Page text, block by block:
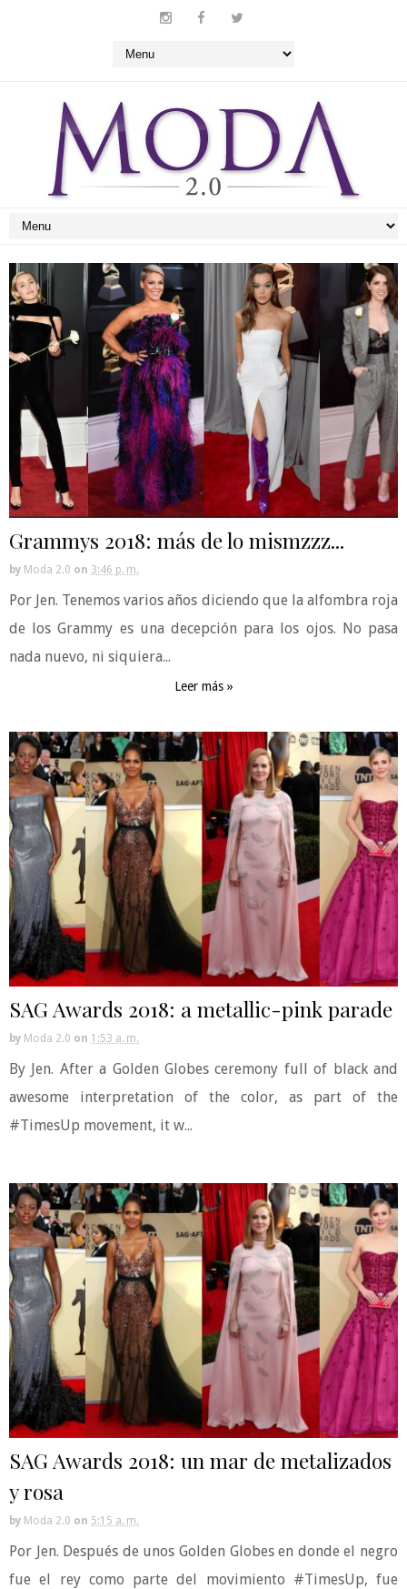
Grammys 2018: más de lo mismzzz...
by Moda 2.0 on 3:46 p. m.
Por Jen. Tenemos varios años diciendo que la alfombra roja
de los Grammy es una decepción para los ojos. No pasa
nada nuevo, ni siquiera...
Leer más »
SAG Awards 2018: a metallic-pink parade
by Moda 2.0 on 1:53 a. m.
By Jen. After a Golden Globes ceremony full of black and
awesome interpretation of the color, as part of the
#TimesUp movement, it w...
SAG Awards 2018: un mar de metalizados
y rosa
by Moda 2.0 on 5:15 a. m.
Por Jen. Después de unos Golden Globes en donde el negro
fue el rey como parte del movimiento #TimesUp, fue